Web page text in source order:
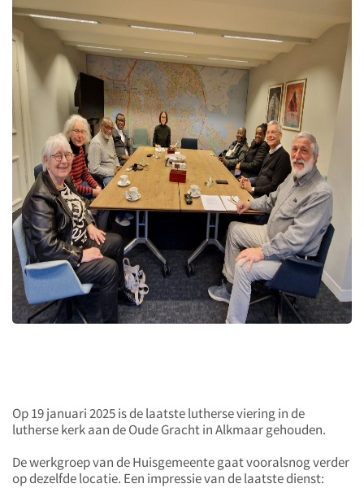
Op 19 januari 2025 is de laatste lutherse viering in de
lutherse kerk aan de Oude Gracht in Alkmaar gehouden.
De werkgroep van de Huisgemeente gaat vooralsnog verder
op dezelfde locatie. Een impressie van de laatste dienst: